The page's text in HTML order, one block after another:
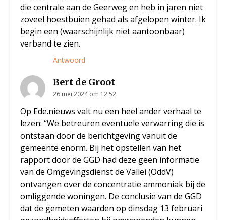
die centrale aan de Geerweg en heb in jaren niet
zoveel hoestbuien gehad als afgelopen winter. Ik
begin een (waarschijnlijk niet aantoonbaar)
verband te zien.
Antwoord
Bert de Groot
26 mei 2024 om 12:52
Op Ede.nieuws valt nu een heel ander verhaal te
lezen: “We betreuren eventuele verwarring die is
ontstaan door de berichtgeving vanuit de
gemeente enorm. Bij het opstellen van het
rapport door de GGD had deze geen informatie
van de Omgevingsdienst de Vallei (OddV)
ontvangen over de concentratie ammoniak bij de
omliggende woningen. De conclusie van de GGD
dat de gemeten waarden op dinsdag 13 februari